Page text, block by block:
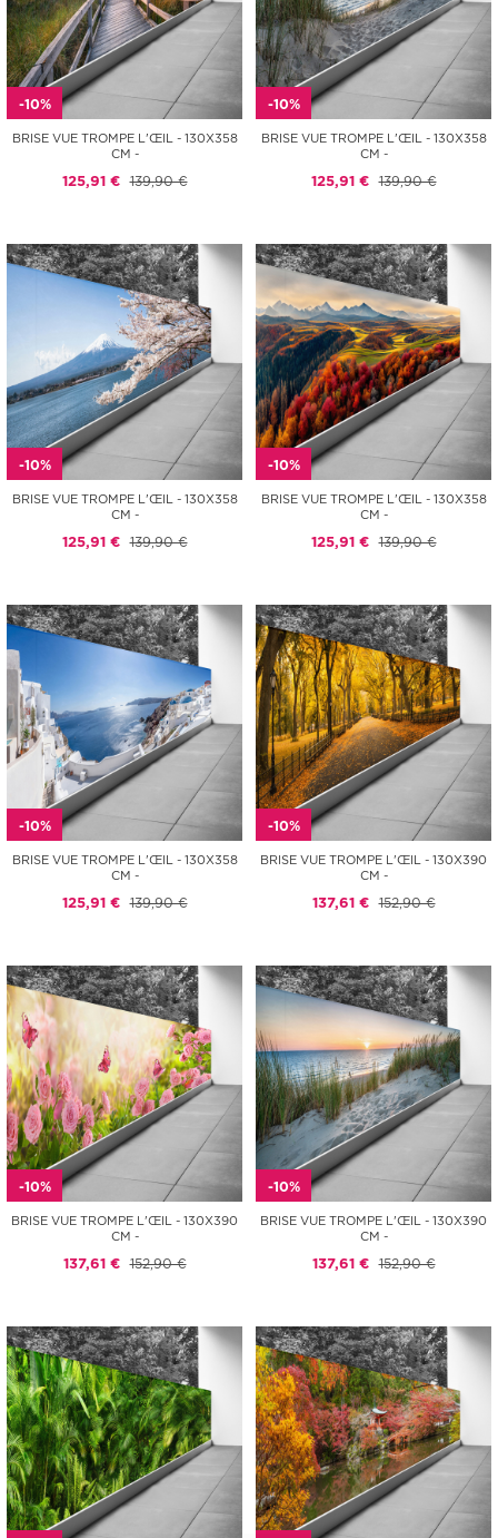
-10%
BRISE VUE TROMPE L'ŒIL - 130X358
CM -
125,91 € 139,90 €
-10%
BRISE VUE TROMPE L'ŒIL - 130X358
CM -
125,91 € 139,90 €
-10%
BRISE VUE TROMPE L'ŒIL - 130X358
CM -
125,91 € 139,90 €
-10%
BRISE VUE TROMPE L'ŒIL - 130X358
CM -
125,91 € 139,90 €
-10%
BRISE VUE TROMPE L'ŒIL - 130X358
CM -
125,91 € 139,90 €
-10%
BRISE VUE TROMPE L'ŒIL - 130X390
CM -
137,61 € 152,90 €
-10%
BRISE VUE TROMPE L'ŒIL - 130X390
CM -
137,61 € 152,90 €
-10%
BRISE VUE TROMPE L'ŒIL - 130X390
CM -
137,61 € 152,90 €